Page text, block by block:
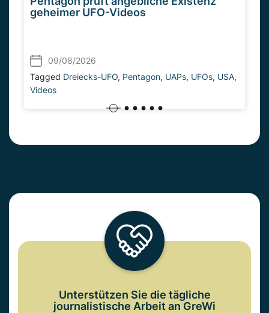
geheimer UFO-Videos
09/08/2026
Tagged Dreiecks-UFO, Pentagon, UAPs, UFOs, USA,
Videos
Unterstützen Sie die tägliche
journalistische Arbeit an GreWi